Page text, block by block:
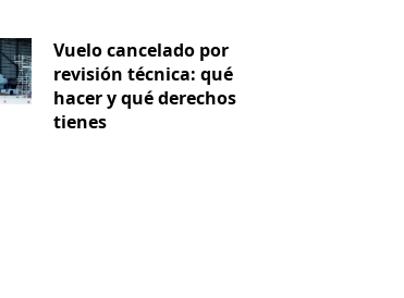
Vuelo cancelado por
revisión técnica: qué
hacer y qué derechos
tienes